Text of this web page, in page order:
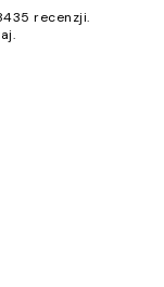
recenzji.